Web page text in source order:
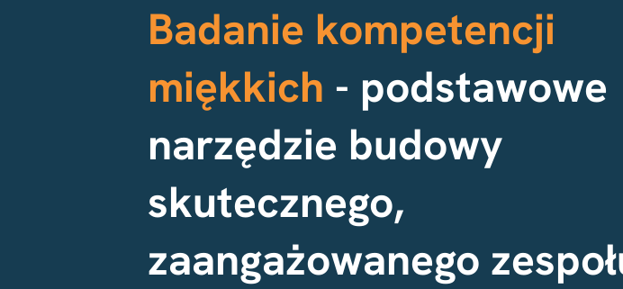
Badanie kompetencji
miękkich - podstawowe
narzędzie budowy
skutecznego,
zaangażowanego